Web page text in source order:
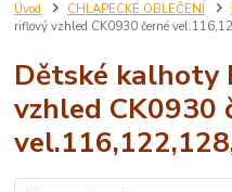
Úvod CHLAPECKÉ OBLEČENÍ
riflový vzhled CK0930 černé
Dětské kalhoty
vzhled CK0930